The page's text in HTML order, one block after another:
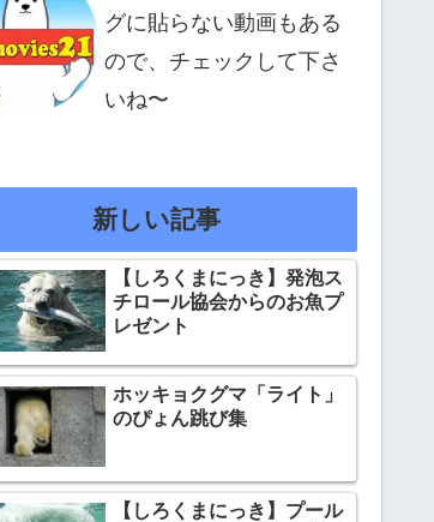
グに貼らない動画もある
ので、チェックして下さ
いね〜
新しい記事
【しろくまにっき】発泡ス
チロール協会からのお魚プ
レゼント
ホッキョクグマ「ライト」
のぴょん跳び集
【しろくまにっき】プール